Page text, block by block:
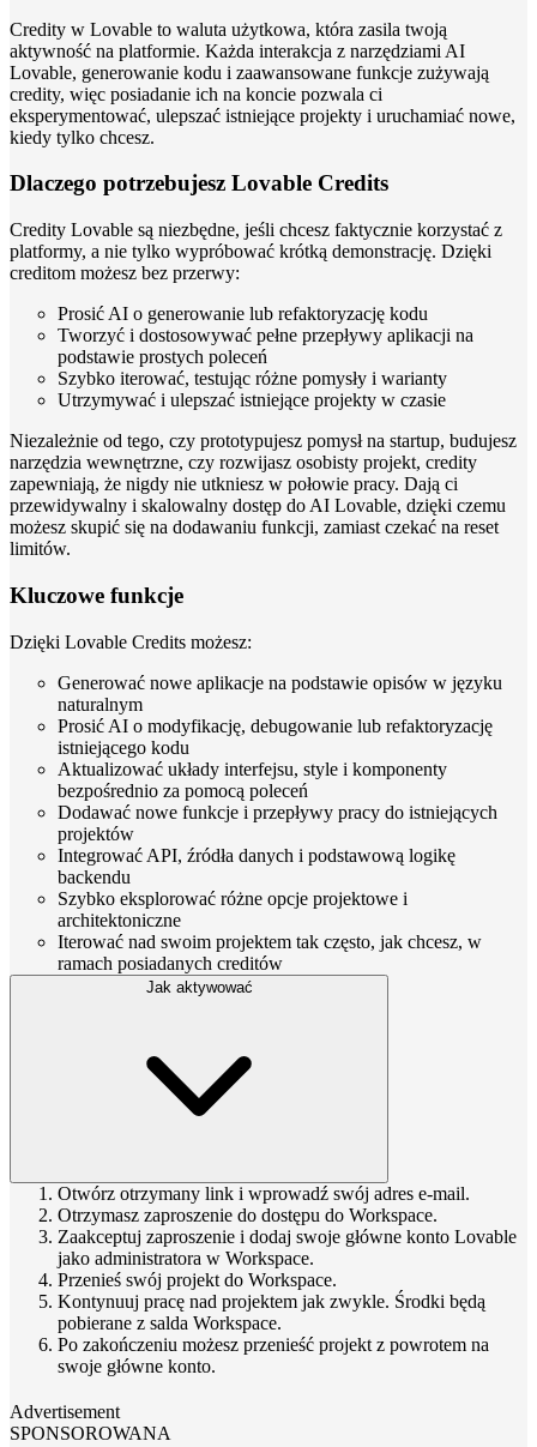
Credity w Lovable to waluta użytkowa, która zasila twoją
aktywność na platformie. Każda interakcja z narzędziami AI
Lovable, generowanie kodu i zaawansowane funkcje zużywają
credity, więc posiadanie ich na koncie pozwala ci
eksperymentować, ulepszać istniejące projekty i uruchamiać nowe,
kiedy tylko chcesz.
Dlaczego potrzebujesz Lovable Credits
Credity Lovable są niezbędne, jeśli chcesz faktycznie korzystać z
platformy, a nie tylko wypróbować krótką demonstrację. Dzięki
creditom możesz bez przerwy:
Prosić AI o generowanie lub refaktoryzację kodu
Tworzyć i dostosowywać pełne przepływy aplikacji na
podstawie prostych poleceń
Szybko iterować, testując różne pomysły i warianty
Utrzymywać i ulepszać istniejące projekty w czasie
Niezależnie od tego, czy prototypujesz pomysł na startup, budujesz
narzędzia wewnętrzne, czy rozwijasz osobisty projekt, credity
zapewniają, że nigdy nie utkniesz w połowie pracy. Dają ci
przewidywalny i skalowalny dostęp do AI Lovable, dzięki czemu
możesz skupić się na dodawaniu funkcji, zamiast czekać na reset
limitów.
Kluczowe funkcje
Dzięki Lovable Credits możesz:
Generować nowe aplikacje na podstawie opisów w języku
naturalnym
Prosić AI o modyfikację, debugowanie lub refaktoryzację
istniejącego kodu
Aktualizować układy interfejsu, style i komponenty
bezpośrednio za pomocą poleceń
Dodawać nowe funkcje i przepływy pracy do istniejących
projektów
Integrować API, źródła danych i podstawową logikę
backendu
Szybko eksplorować różne opcje projektowe i
architektoniczne
Iterować nad swoim projektem tak często, jak chcesz, w
ramach posiadanych creditów
Jak aktywować
Otwórz otrzymany link i wprowadź swój adres e-mail.
Otrzymasz zaproszenie do dostępu do Workspace.
Zaakceptuj zaproszenie i dodaj swoje główne konto Lovable
jako administratora w Workspace.
Przenieś swój projekt do Workspace.
Kontynuuj pracę nad projektem jak zwykle. Środki będą
pobierane z salda Workspace.
Po zakończeniu możesz przenieść projekt z powrotem na
swoje główne konto.
Advertisement
SPONSOROWANA